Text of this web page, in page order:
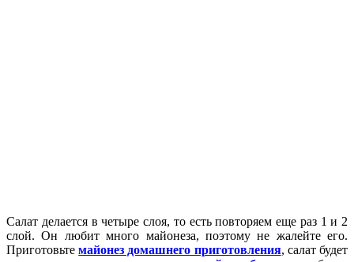
Салат делается в четыре слоя, то есть повторяем еще раз 1 и 2
слой. Он любит много майонеза, поэтому не жалейте его.
Приготовьтемайонез домашнего приготовления, салат будет